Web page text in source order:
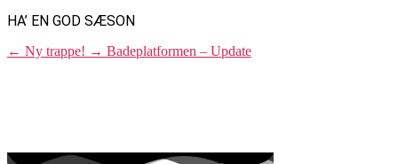
HA’ EN GOD SÆSON
← Ny trappe! → Badeplatformen – Update